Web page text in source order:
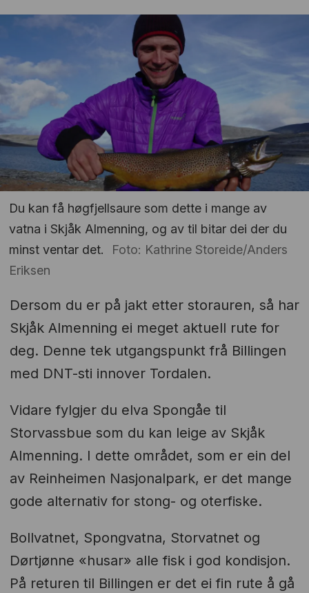
Du kan få høgfjellsaure som dette i mange av
vatna i Skjåk Almenning, og av til bitar dei der du
minst ventar det.
Foto: Kathrine Storeide/Anders
Eriksen
Dersom du er på jakt etter storauren, så har
Skjåk Almenning ei meget aktuell rute for
deg. Denne tek utgangspunkt frå Billingen
med DNT-sti innover Tordalen.
Vidare fylgjer du elva Spongåe til
Storvassbue som du kan leige av Skjåk
Almenning. I dette området, som er ein del
av Reinheimen Nasjonalpark, er det mange
gode alternativ for stong- og oterfiske.
Bollvatnet, Spongvatna, Storvatnet og
Dørtjønne «husar» alle fisk i god kondisjon.
På returen til Billingen er det ei fin rute å gå